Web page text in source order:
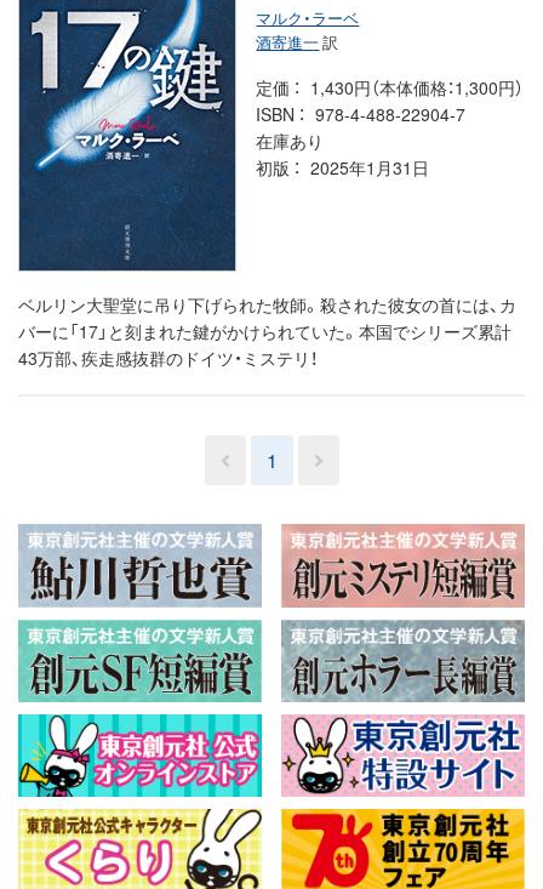
マルク・ラーベ
酒寄進一訳
定価
1,430円（本体価格：1,300円）
ISBN
978-4-488-22904-7
在庫あり
初版
2025年1月31日
ベルリン大聖堂に吊り下げられた牧師。殺された彼女の首には、カ
バーに「17」と刻まれた鍵がかけられていた。本国でシリーズ累計
43万部、疾走感抜群のドイツ・ミステリ！
1